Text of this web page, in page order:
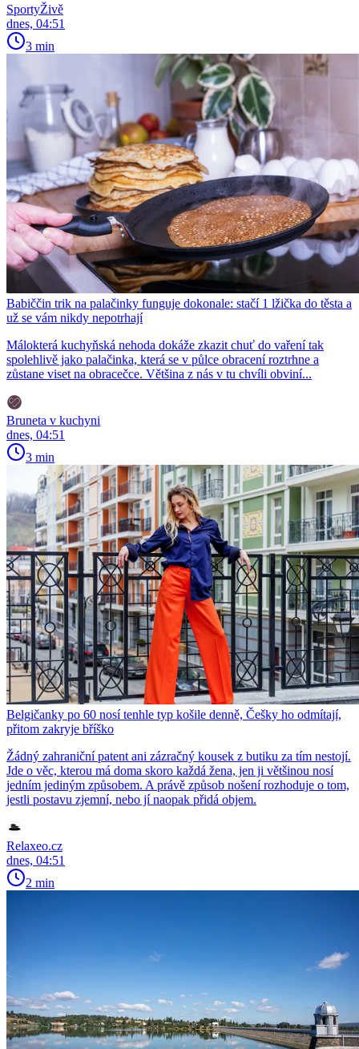
SportyŽivě
dnes, 04:51
3 min
Babiččin trik na palačinky funguje dokonale: stačí 1 lžička do těsta a
už se vám nikdy nepotrhají
Málokterá kuchyňská nehoda dokáže zkazit chuť do vaření tak
spolehlivě jako palačinka, která se v půlce obracení roztrhne a
zůstane viset na obracečce. Většina z nás v tu chvíli obviní...
Bruneta v kuchyni
dnes, 04:51
3 min
Belgičanky po 60 nosí tenhle typ košile denně, Češky ho odmítají,
přitom zakryje bříško
Žádný zahraniční patent ani zázračný kousek z butiku za tím nestojí.
Jde o věc, kterou má doma skoro každá žena, jen ji většinou nosí
jedním jediným způsobem. A právě způsob nošení rozhoduje o tom,
jestli postavu zjemní, nebo jí naopak přidá objem.
Relaxeo.cz
dnes, 04:51
2 min